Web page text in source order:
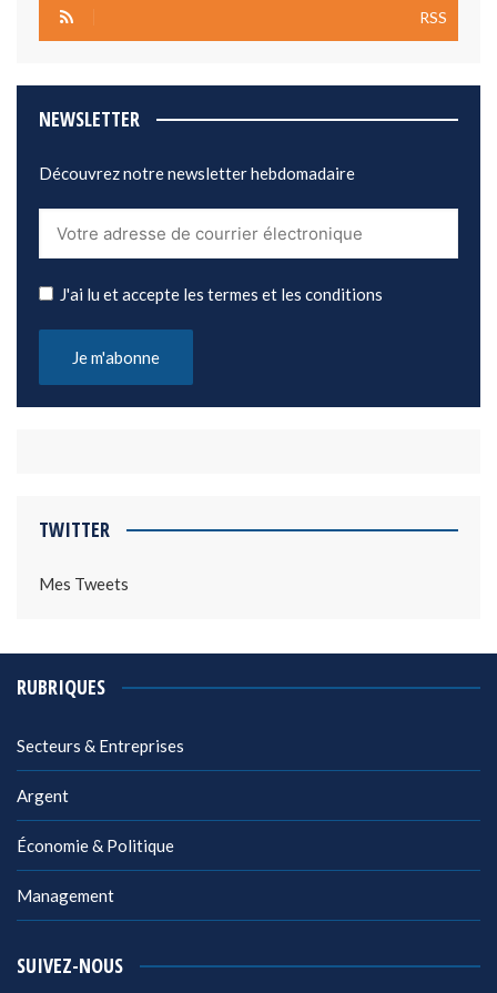
RSS
NEWSLETTER
Découvrez notre newsletter hebdomadaire
J'ai lu et accepte les termes et les conditions
TWITTER
Mes Tweets
RUBRIQUES
Secteurs & Entreprises
Argent
Économie & Politique
Management
SUIVEZ-NOUS